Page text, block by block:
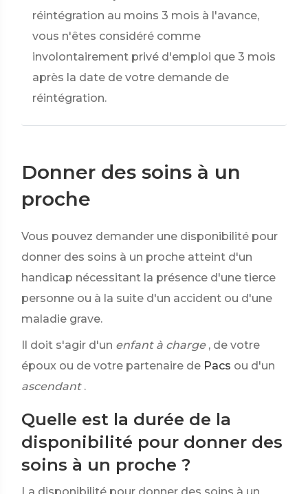
réintégration au moins 3 mois à l'avance,
vous n'êtes considéré comme
involontairement privé d'emploi que 3 mois
après la date de votre demande de
réintégration.
Donner des soins à un
proche
Vous pouvez demander une disponibilité pour
donner des soins à un proche atteint d'un
handicap nécessitant la présence d'une tierce
personne ou à la suite d'un accident ou d'une
maladie grave.
Il doit s'agir d'un enfant à charge , de votre
époux ou de votre partenaire de Pacs ou d'un
ascendant .
Quelle est la durée de la
disponibilité pour donner des
soins à un proche ?